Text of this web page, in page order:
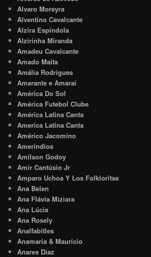
Alvaro Moreyra
Alventino Cavalcante
Alzira Espíndola
Alzirinha Miranda
Amadeu Cavalcante
Amado Maita
Amália Rodrigues
Amarante e Amaraí
América Do Sol
América Futebol Clube
América Latina Canta
America Latina Canta
Américo Jacomino
Amerindios
Amilson Godoy
Amir Cantúsio Jr
Amparo Uchoa Y Los Folkloritas
Ana Belen
Ana Flávia Miziara
Ana Lúcia
Ana Rosely
Analfabitles
Anamaria & Maurício
Anares Diaz